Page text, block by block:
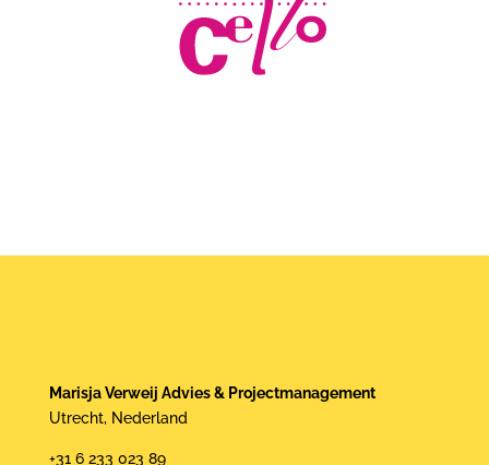
Marisja Verweij Advies & Projectmanagement
Utrecht, Nederland
+31 6 233 023 89